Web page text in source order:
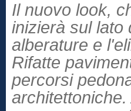
Il nuovo look,
inizierà sul lato
alberature e
Rifatte
percorsi